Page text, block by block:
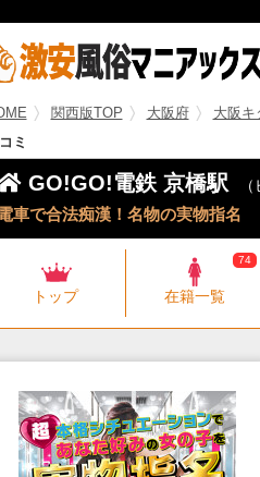
関西版TOP 大阪府 大阪キ
ミ
GO!GO!電鉄 京橋駅
車で合法痴漢！名物の実物指名
トップ 在籍一覧
74